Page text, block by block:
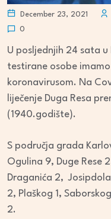
December 23, 2021
0
U posljednjih 24 sata
testirane osobe
koronavirusom. Na
liječenje Duga Resa
(1940.godište).
S područja grada
Ogulina 9, Duge Rese
Draganića 2,
2, Plaškog 1,
2.